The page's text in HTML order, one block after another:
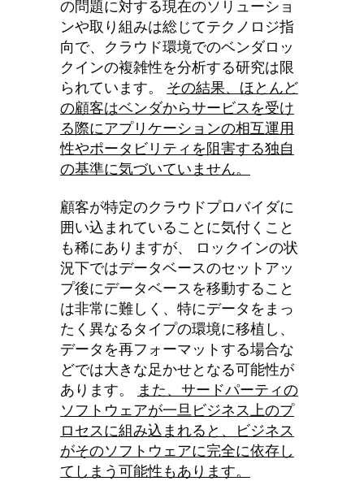
の問題に対する現在のソリューショ
ンや取り組みは総じてテクノロジ指
向で、クラウド環境でのベンダロッ
クインの複雑性を分析する研究は限
られています。 その結果、ほとんど
の顧客はベンダからサービスを受け
る際にアプリケーションの相互運用
性やポータビリティを阻害する独自
の基準に気づいていません。
顧客が特定のクラウドプロバイダに
囲い込まれていることに気付くこと
も稀にありますが、 ロックインの状
況下ではデータベースのセットアッ
プ後にデータベースを移動すること
は非常に難しく、特にデータをまっ
たく異なるタイプの環境に移植し、
データを再フォーマットする場合な
どでは大きな足かせとなる可能性が
あります。
また、サードパーティの
ソフトウェアが一旦ビジネス上のプ
ロセスに組み込まれると、ビジネス
がそのソフトウェアに完全に依存し
てしまう可能性もあります。